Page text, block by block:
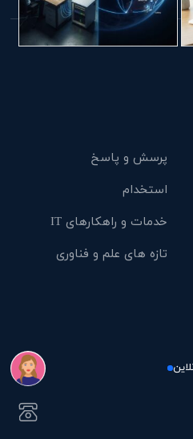
پرسش و پاسخ
استخدام
خدمات و راهکارهای IT
تازه های علم و فناوری